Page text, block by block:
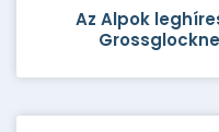
Az Alpok